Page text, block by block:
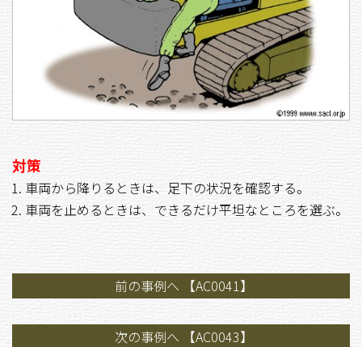
対策
車両から降りるときは、足下の状況を確認する。
車両を止めるときは、できるだけ平坦なところを選ぶ。
前の事例へ 【AC0041】
次の事例へ 【AC0043】